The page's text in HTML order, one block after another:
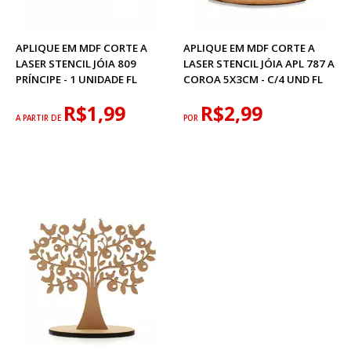
APLIQUE EM MDF CORTE A
LASER STENCIL JÓIA 809
PRÍNCIPE - 1 UNIDADE FL
A PARTIR DE R$1,99
APLIQUE EM MDF CORTE A
LASER STENCIL JÓIA APL 787 A
COROA 5X3CM - C/4 UND FL
POR R$2,99